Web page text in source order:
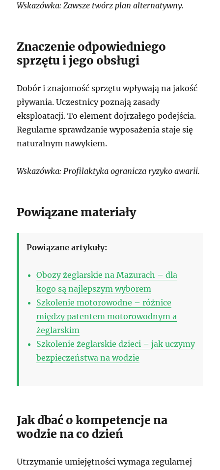
Wskazówka: Zawsze twórz plan alternatywny.
Znaczenie odpowiedniego
sprzętu i jego obsługi
Dobór i znajomość sprzętu wpływają na jakość
pływania. Uczestnicy poznają zasady
eksploatacji. To element dojrzałego podejścia.
Regularne sprawdzanie wyposażenia staje się
naturalnym nawykiem.
Wskazówka: Profilaktyka ogranicza ryzyko awarii.
Powiązane materiały
Powiązane artykuły:
Obozy żeglarskie na Mazurach – dla
kogo są najlepszym wyborem
Szkolenie motorowodne – różnice
między patentem motorowodnym a
żeglarskim
Szkolenie żeglarskie dzieci – jak uczymy
bezpieczeństwa na wodzie
Jak dbać o kompetencje na
wodzie na co dzień
Utrzymanie umiejętności wymaga regularnej